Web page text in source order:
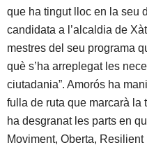
que ha tingut lloc en la seu
candidata a l’alcaldia de
mestres del seu programa
què s’ha arreplegat les
ciutadania”. Amorós ha
fulla de ruta que marcarà la
ha desgranat les parts en
Moviment, Oberta,